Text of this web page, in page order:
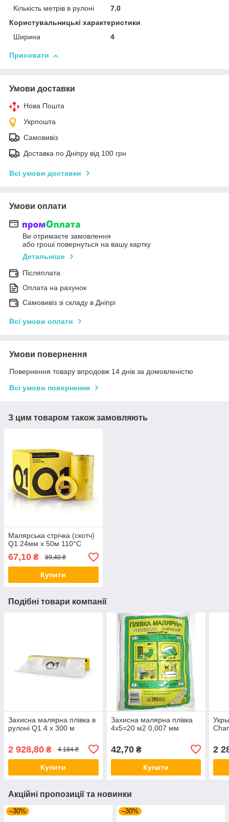
Кількість метрів в рулоні
7.0
Користувальницькі характеристики
Ширина
4
Приховати
Умови доставки
Нова Пошта
Укрпошта
Самовивіз
Доставка по Дніпру від 100 грн
Всі умови доставки
Умови оплати
Ви отримаєте замовлення
або гроші повернуться на вашу картку
Детальніше
Післяплата
Оплата на рахунок
Самовивіз зі складу в Дніпрі
Всі умови оплати
Умови повернення
Повернення товару впродовж 14 днів за домовленістю
Всі умови повернення
З цим товаром також замовляють
Малярська стрічка (скотч)
Q1 24мм x 50м 110°C
67,10 ₴ 89,40 ₴
Купити
Подібні товари компанії
Захисна малярна плівка в
рулоні Q1 4 х 300 м
2 928,80 ₴ 4 184 ₴
Купити
Захисна малярна плівка
4х5=20 м2 0,007 мм
42,70₴
Купити
2
Акційні пропозиції та новинки
–30% –30%